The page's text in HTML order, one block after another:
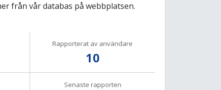
från vår databas på webbplatsen.
Rapporterat av användare
10
Senaste rapporten